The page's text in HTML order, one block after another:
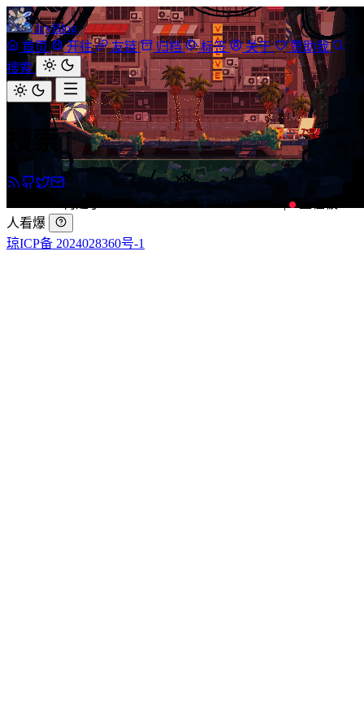
IcyBlog
首页
开往 友链 归档 标签 关于
赞助我
搜索
搜索
构建于 2026/07/03 17:10:13 · Bun 1.2.15
人看爆
琼ICP备 2024028360号-1